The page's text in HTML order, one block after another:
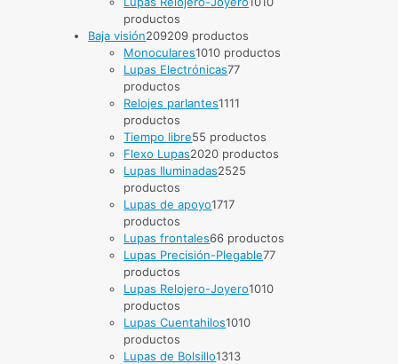
productos
Baja visión209209 productos
Monoculares1010 productos
Lupas Electrónicas77
productos
Relojes parlantes1111
productos
Tiempo libre55 productos
Flexo Lupas2020 productos
Lupas Iluminadas2525
productos
Lupas de apoyo1717
productos
Lupas frontales66 productos
Lupas Precisión-Plegable77
productos
Lupas Relojero-Joyero1010
productos
Lupas Cuentahilos1010
productos
Lupas de Bolsillo1313